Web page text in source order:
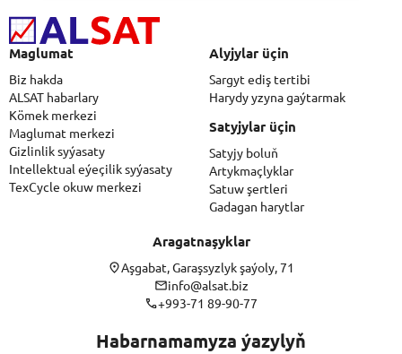
Maglumat
Biz hakda
ALSAT habarlary
Kömek merkezi
Maglumat merkezi
Gizlinlik syýasaty
Intellektual eýeçilik syýasaty
TexCycle okuw merkezi
Alyjylar üçin
Sargyt ediş tertibi
Harydy yzyna gaýtarmak
Satyjylar üçin
Satyjy boluň
Artykmaçlyklar
Satuw şertleri
Gadagan harytlar
Aragatnaşyklar
Aşgabat, Garaşsyzlyk şaýoly, 71
info@alsat.biz
+993-71 89-90-77
Habarnamamyza ýazylyň